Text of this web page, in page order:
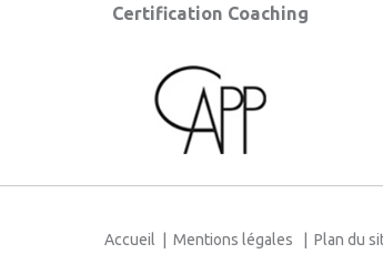
Certification Coaching
Accueil Mentions légales Plan du